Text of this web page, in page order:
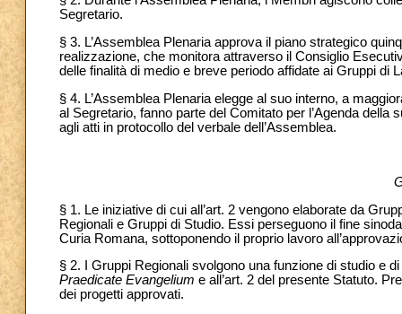
Segretario.
§ 3. L’Assemblea Plenaria approva il piano strategico
realizzazione, che monitora attraverso il Consiglio
delle finalità di medio e breve periodo affidate ai Gruppi di
§ 4. L’Assemblea Plenaria elegge al suo interno, a
al Segretario, fanno parte del Comitato per l’Agenda
agli atti in protocollo del verbale dell’Assemblea.
§ 1. Le iniziative di cui all’art. 2 vengono elaborate da
Regionali e Gruppi di Studio. Essi perseguono il fine
Curia Romana, sottoponendo il proprio lavoro
§ 2. I Gruppi Regionali svolgono una funzione di studio e
Praedicate Evangelium e all’art. 2 del presente Statuto.
dei progetti approvati.